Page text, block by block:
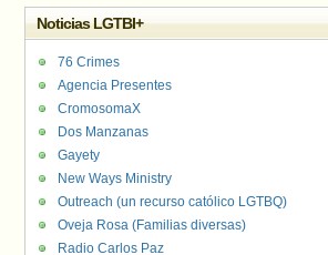
Noticias LGTBI+
76 Crimes
Agencia Presentes
CromosomaX
Dos Manzanas
Gayety
New Ways Ministry
Outreach (un recurso católico LGTBQ)
Oveja Rosa (Familias diversas)
Radio Carlos Paz